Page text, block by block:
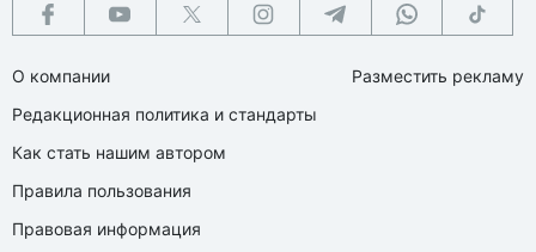
О компании
Редакционная политика и стандарты
Как стать нашим автором
Правила пользования
Правовая информация
Разместить рекламу